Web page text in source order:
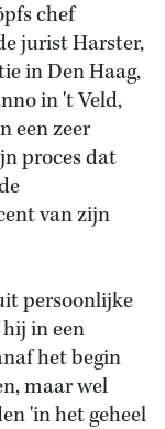
chef
jurist Harster,
in Den Haag,
in 't Veld,
een zeer
proces dat
van zijn
persoonlijke
in een
het begin
maar wel
'in het geheel